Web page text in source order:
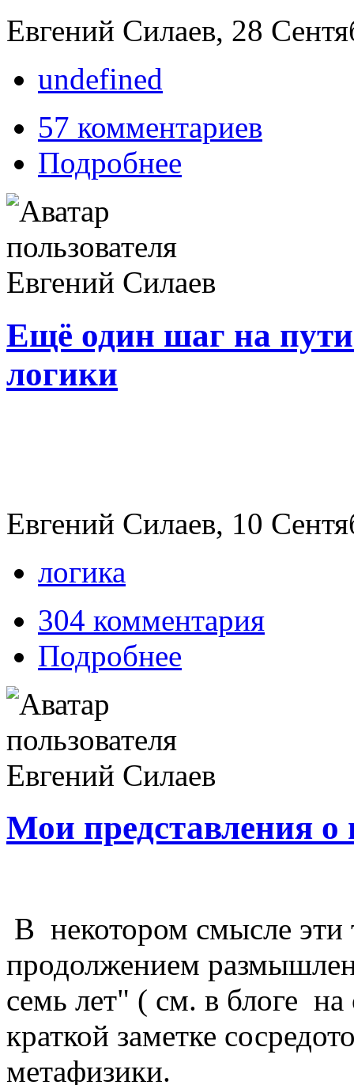
Евгений Силаев, 28
undefined
57 комментариев
Подробнее
Ещё один шаг на
логики
Евгений Силаев, 10
логика
304 комментария
Подробнее
Мои представления о
В некотором смысле эти
продолжением
семь лет" ( см. в блоге
краткой заметке
метафизики.